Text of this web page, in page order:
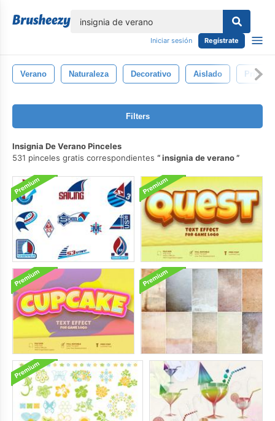
Iniciar sesión Regístrate
Verano Naturaleza Decorativo Aislado
Filters
Insignia De Verano Pinceles
531 pinceles gratis correspondientes
insignia de verano